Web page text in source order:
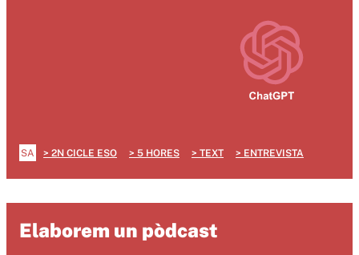
SA 2N CICLE ESO 5 HORES TEXT ENTREVISTA
Elaborem un pòdcast